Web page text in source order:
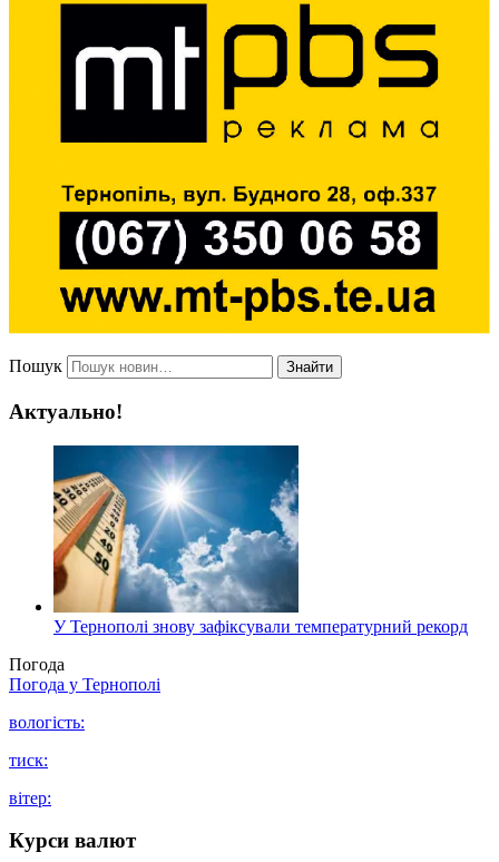
Пошук Знайти
Актуально!
У Тернополі знову зафіксували температурний рекорд
Погода
Погода у Тернополі
вологість:
тиск:
вітер:
Курси валют